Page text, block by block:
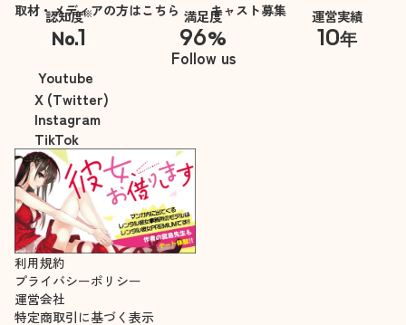
取材・メディアの方はこちら
キャスト募集
認知度※
No.1
※自社調べ
満足度
96%
運営実績
10年
Follow us
Youtube
X (Twitter)
Instagram
TikTok
利用規約
プライバシーポリシー
運営会社
特定商取引に基づく表示